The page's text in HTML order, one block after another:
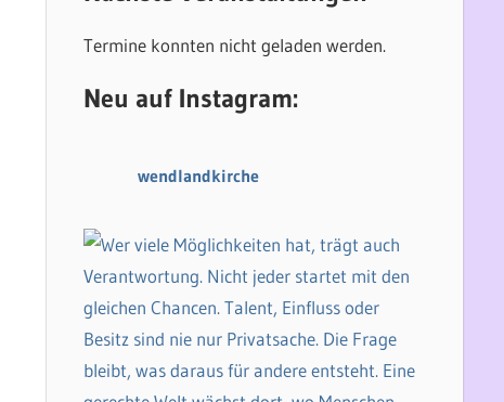
e
n
a
Termine konnten nicht geladen werden.
Neu auf Instagram:
wendlandkirche